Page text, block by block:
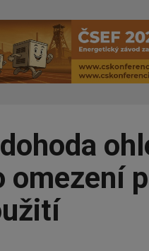
omezení